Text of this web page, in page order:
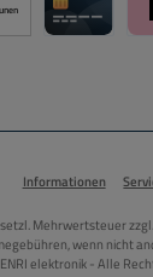
Informationen
Mehrwertsteuer zzgl.
wenn nicht
elektronik - Alle